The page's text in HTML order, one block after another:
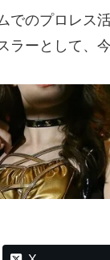
でのプロレス
ラーとして、